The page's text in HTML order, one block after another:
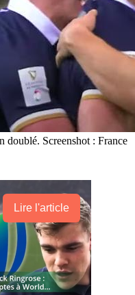
doublé. Screenshot : France
Lire l'article